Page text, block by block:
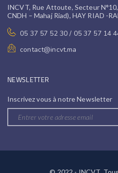
INCVT, Rue Attoute, Secteur
CNDH – Mahaj Riad), HAY RIAD -
05 37 57 52 30 / 05 37 57 14
contact@incvt.ma
NEWSLETTER
Inscrivez vous à notre Newsletter